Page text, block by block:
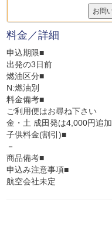
料金／詳細
申込期限■
出発の3日前
燃油区分■
N:燃油別
料金備考■
ご利用便はお尋ね下さい
金・土 成田発は4,000円追加
子供料金(割引)■
－
商品備考■
申込み注意事項■
航空会社未定